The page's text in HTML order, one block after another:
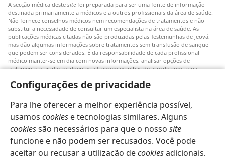
Configurações de privacidade
Para lhe oferecer a melhor experiência possível,
usamos cookies e tecnologias similares. Alguns
cookiessão necessários para que o nosso site
funcione e não podem ser recusados. Você pode
aceitar ou recusar a utilização decookiesadicionais,
para
Testemunhas
de
Jeová
A secção médica deste site foi preparada para ser uma fonte de informação
destinada primariamente a médicos e a outros profissionais da área de saúde.
Não fornece conselhos médicos nem recomendações de tratamentos e não
substitui a necessidade de consultar um especialista na área de saúde. As
publicações médicas citadas não são produzidas pelas Testemunhas de Jeová,
mas dão algumas informações sobre tratamentos sem transfusão de sangue
que podem ser considerados. É da responsabilidade de cada profissional
médico manter-se em dia com novas informações, analisar opções de
tratamento e ajudar os doentes a fazerem escolhas de acordo com a sua
serão aplicáveis ou aceitáveis para todos os doentes.
para obter informações sobre doenças ou tratamentos. Consulte um médico se
achar que tem um problema de saúde.
O uso destesiteestá sujeito aos seustermos de utilização.